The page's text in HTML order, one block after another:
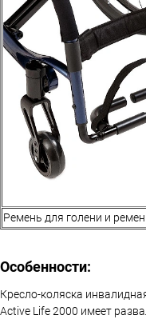
Ремень для голени и
Особенности:
Кресло-коляска
Active Life 2000 имеет